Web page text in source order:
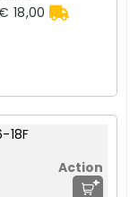
18,00
18F
+